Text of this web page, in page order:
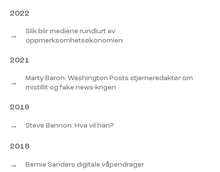
2022
→
Slik blir mediene rundlurt av
oppmerksomhetsøkonomien
2021
→
Marty Baron: Washington Posts stjerneredaktør om
mistillit og fake news-krigen
2019
→ Steve Bannon: Hva vil han?
2018
→ Bernie Sanders digitale våpendrager